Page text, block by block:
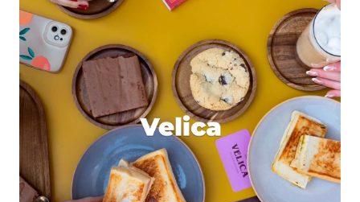
Dis-nous tout *